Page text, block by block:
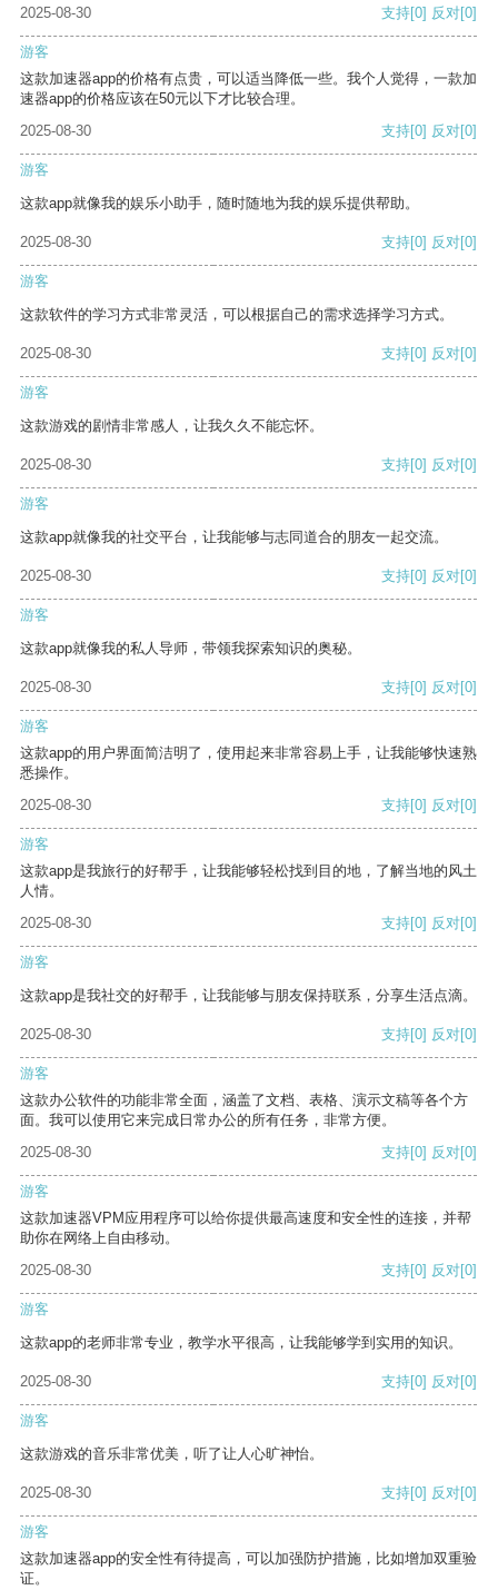
2025-08-30 支持[0] 反对[0]
游客
这款加速器app的价格有点贵，可以适当降低一些。我个人觉得，一款加
速器app的价格应该在50元以下才比较合理。
2025-08-30
支持[0] 反对[0]
游客
这款app就像我的娱乐小助手，随时随地为我的娱乐提供帮助。
2025-08-30 支持[0] 反对[0]
游客
这款软件的学习方式非常灵活，可以根据自己的需求选择学习方式。
2025-08-30 支持[0] 反对[0]
游客
这款游戏的剧情非常感人，让我久久不能忘怀。
2025-08-30 支持[0] 反对[0]
游客
这款app就像我的社交平台，让我能够与志同道合的朋友一起交流。
2025-08-30 支持[0] 反对[0]
游客
这款app就像我的私人导师，带领我探索知识的奥秘。
2025-08-30 支持[0] 反对[0]
游客
这款app的用户界面简洁明了，使用起来非常容易上手，让我能够快速熟
悉操作。
2025-08-30
支持[0] 反对[0]
游客
这款app是我旅行的好帮手，让我能够轻松找到目的地，了解当地的风土
人情。
2025-08-30
支持[0] 反对[0]
游客
这款app是我社交的好帮手，让我能够与朋友保持联系，分享生活点滴。
2025-08-30 支持[0] 反对[0]
游客
这款办公软件的功能非常全面，涵盖了文档、表格、演示文稿等各个方
面。我可以使用它来完成日常办公的所有任务，非常方便。
2025-08-30
支持[0] 反对[0]
游客
这款加速器VPM应用程序可以给你提供最高速度和安全性的连接，并帮
助你在网络上自由移动。
2025-08-30
支持[0] 反对[0]
游客
这款app的老师非常专业，教学水平很高，让我能够学到实用的知识。
2025-08-30 支持[0] 反对[0]
游客
这款游戏的音乐非常优美，听了让人心旷神怡。
2025-08-30 支持[0] 反对[0]
游客
这款加速器app的安全性有待提高，可以加强防护措施，比如增加双重验
证。